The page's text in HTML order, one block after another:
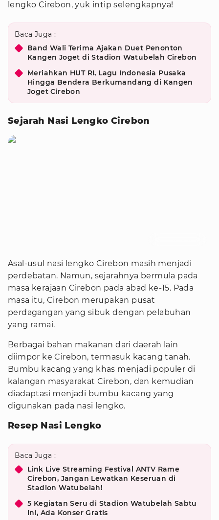
lengko Cirebon, yuk intip selengkapnya!
Baca Juga :
Band Wali Terima Ajakan Duet Penonton
Kangen Joget di Stadion Watubelah Cirebon
Meriahkan HUT RI, Lagu Indonesia Pusaka
Hingga Bendera Berkumandang di Kangen
Joget Cirebon
Sejarah Nasi Lengko Cirebon
Asal-usul nasi lengko Cirebon masih menjadi
perdebatan. Namun, sejarahnya bermula pada
masa kerajaan Cirebon pada abad ke-15. Pada
masa itu, Cirebon merupakan pusat
perdagangan yang sibuk dengan pelabuhan
yang ramai.
Berbagai bahan makanan dari daerah lain
diimpor ke Cirebon, termasuk kacang tanah.
Bumbu kacang yang khas menjadi populer di
kalangan masyarakat Cirebon, dan kemudian
diadaptasi menjadi bumbu kacang yang
digunakan pada nasi lengko.
Resep Nasi Lengko
Baca Juga :
Link Live Streaming Festival ANTV Rame
Cirebon, Jangan Lewatkan Keseruan di
Stadion Watubelah!
5 Kegiatan Seru di Stadion Watubelah Sabtu
Ini, Ada Konser Gratis